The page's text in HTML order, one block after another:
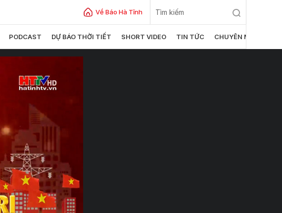
Về Báo Hà Tĩnh
PODCAST DỰ BÁO THỜI TIẾT SHORT VIDEO TIN TỨC CHUYÊN MỤC